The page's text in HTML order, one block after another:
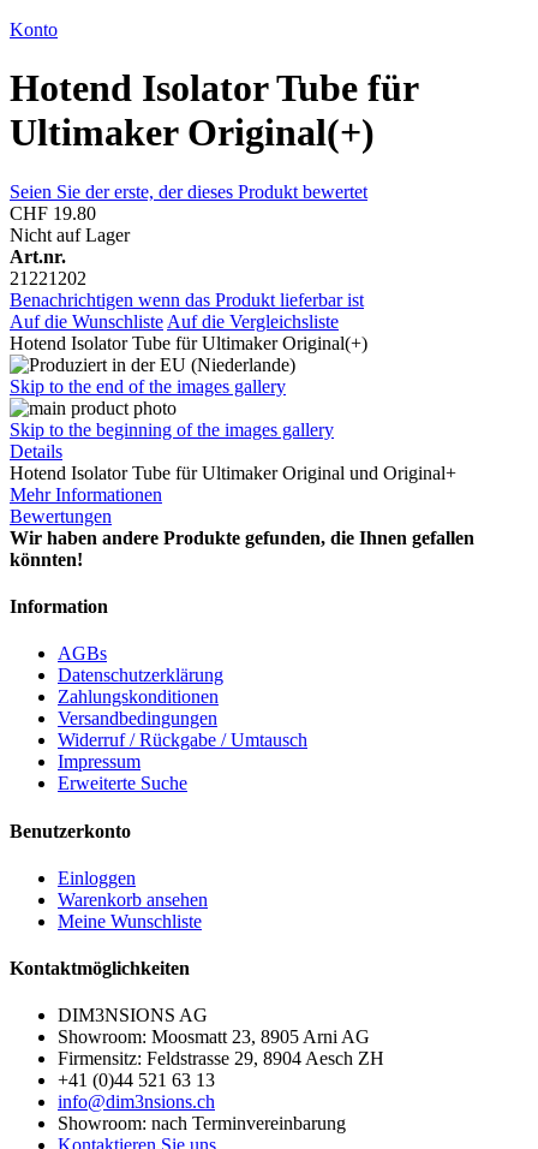
Konto
Hotend Isolator Tube für
Ultimaker Original(+)
Seien Sie der erste, der dieses Produkt bewertet
CHF 19.80
Nicht auf Lager
Art.nr.
21221202
Benachrichtigen wenn das Produkt lieferbar ist
Auf die Wunschliste Auf die Vergleichsliste
Hotend Isolator Tube für Ultimaker Original(+)
Skip to the end of the images gallery
Skip to the beginning of the images gallery
Details
Hotend Isolator Tube für Ultimaker Original und Original+
Mehr Informationen
Bewertungen
Wir haben andere Produkte gefunden, die Ihnen gefallen
könnten!
Information
AGBs
Datenschutzerklärung
Zahlungskonditionen
Versandbedingungen
Widerruf / Rückgabe / Umtausch
Impressum
Erweiterte Suche
Benutzerkonto
Einloggen
Warenkorb ansehen
Meine Wunschliste
Kontaktmöglichkeiten
DIM3NSIONS AG
Showroom: Moosmatt 23, 8905 Arni AG
Firmensitz: Feldstrasse 29, 8904 Aesch ZH
+41 (0)44 521 63 13
info@dim3nsions.ch
Showroom: nach Terminvereinbarung